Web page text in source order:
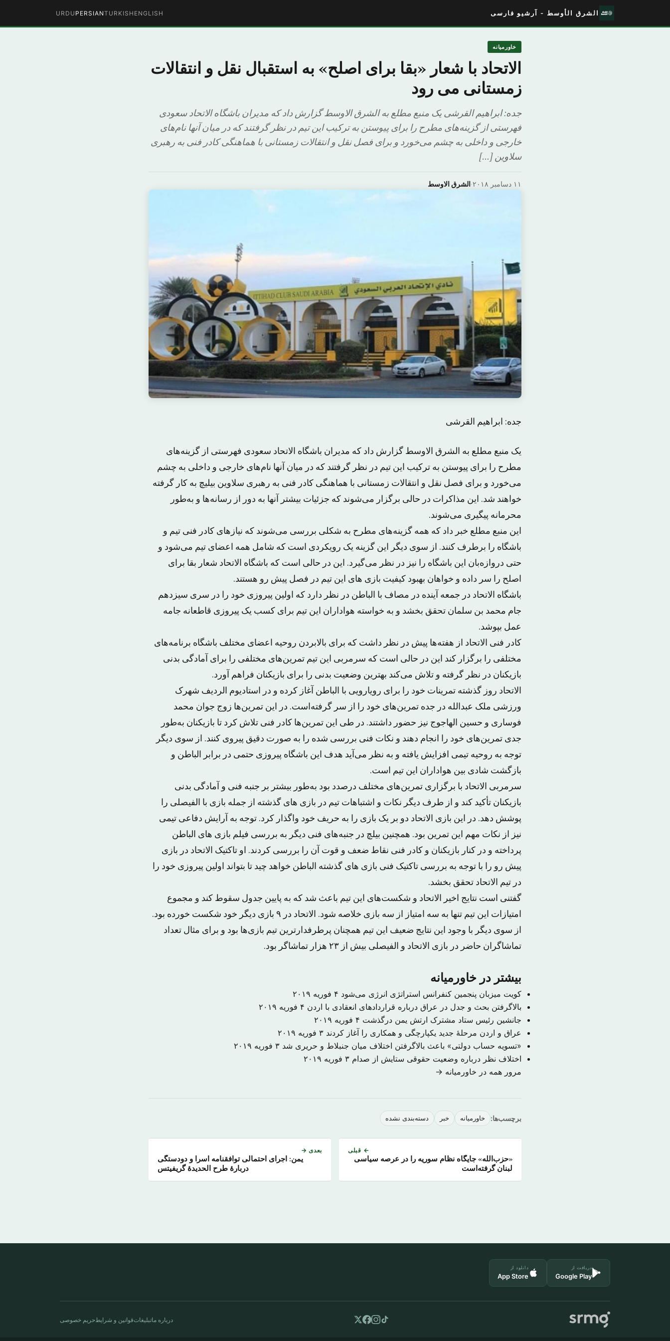
الشرق الأوسط - آرشیو فارسی ENGLISH
TURKISH
PERSIAN
URDU
خاورمیانه
الاتحاد با شعار «بقا برای اصلح» به استقبال نقل و انتقالات
زمستانی می رود
جده: ابراهیم القرشی یک منبع مطلع به الشرق الاوسط گزارش داد که مدیران باشگاه الاتحاد سعودی
فهرستی از گزینه‌های مطرح را برای پیوستن به ترکیب این تیم در نظر گرفتند که در میان آنها نام‌های
خارجی و داخلی به چشم می‌خورد و برای فصل نقل و انتقالات زمستانی با هماهنگی کادر فنی به رهبری
سلاوین […]
الشرق الاوسط· ۱۱ دسامبر ۲۰۱۸
جده: ابراهیم القرشی
یک منبع مطلع به الشرق الاوسط گزارش داد که مدیران باشگاه الاتحاد سعودی فهرستی از گزینه‌های
مطرح را برای پیوستن به ترکیب این تیم در نظر گرفتند که در میان آنها نام‌های خارجی و داخلی به چشم
می‌خورد و برای فصل نقل و انتقالات زمستانی با هماهنگی کادر فنی به رهبری سلاوین بیلیچ به کار گرفته
خواهند شد. این مذاکرات در حالی برگزار می‌شوند که جزئیات بیشتر آنها به دور از رسانه‌ها و به‌طور
محرمانه پیگیری می‌شوند.
این منبع مطلع خبر داد که همه گزینه‌های مطرح به شکلی بررسی می‌شوند که نیازهای کادر فنی تیم و
باشگاه را برطرف کنند. از سوی دیگر این گزینه یک رویکردی است که شامل همه اعضای تیم می‌شود و
حتی دروازه‌بان این باشگاه را نیز در نظر می‌گیرد. این در حالی است که باشگاه الاتحاد شعار بقا برای
اصلح را سر داده و خواهان بهبود کیفیت بازی های این تیم در فصل پیش رو هستند.
باشگاه الاتحاد در جمعه آینده در مصاف با الباطن در نظر دارد که اولین پیروزی خود را در سری سیزدهم
جام محمد بن سلمان تحقق بخشد و به خواسته هواداران این تیم برای کسب یک پیروزی قاطعانه جامه
عمل بپوشد.
کادر فنی الاتحاد از هفته‌ها پیش در نظر داشت که برای بالابردن روحیه اعضای مختلف باشگاه برنامه‌های
مختلفی را برگزار کند این در حالی است که سرمربی این تیم تمرین‌های مختلفی را برای آمادگی بدنی
بازیکنان در نظر گرفته و تلاش می‌کند بهترین وضعیت بدنی را برای بازیکنان فراهم آورد.
الاتحاد روز گذشته تمرینات خود را برای رویارویی با الباطن آغاز کرده و در استادیوم الردیف شهرک
ورزشی ملک عبدالله در جده تمرین‌های خود را از سر گرفته‌است. در این تمرین‌ها زوج جوان محمد
فوساری و حسین الهاجوج نیز حضور داشتند. در طی این تمرین‌ها کادر فنی تلاش کرد تا بازیکنان به‌طور
جدی تمرین‌های خود را انجام دهند و نکات فنی بررسی شده را به صورت دقیق پیروی کنند. از سوی دیگر
توجه به روحیه تیمی افزایش یافته و به نظر می‌آید هدف این باشگاه پیروزی حتمی در برابر الباطن و
بازگشت شادی بین هواداران این تیم است.
سرمربی الاتحاد با برگزاری تمرین‌های مختلف درصدد بود به‌طور بیشتر بر جنبه فنی و آمادگی بدنی
بازیکنان تأکید کند و از طرف دیگر نکات و اشتباهات تیم در بازی های گذشته از جمله بازی با الفیصلی را
پوشش دهد. در این بازی الاتحاد دو بر یک بازی را به حریف خود واگذار کرد. توجه به آرایش دفاعی تیمی
نیز از نکات مهم این تمرین بود. همچنین بیلچ در جنبه‌های فنی دیگر به بررسی فیلم بازی های الباطن
پرداخته و در کنار بازیکنان و کادر فنی نقاط ضعف و قوت آن را بررسی کردند. او تاکتیک الاتحاد در بازی
پیش رو را با توجه به بررسی تاکتیک فنی بازی های گذشته الباطن خواهد چید تا بتواند اولین پیروزی خود را
در تیم الاتحاد تحقق بخشد.
گفتنی است نتایج اخیر الاتحاد و شکست‌های این تیم باعث شد که به پایین جدول سقوط کند و مجموع
امتیازات این تیم تنها به سه امتیاز از سه بازی خلاصه شود. الاتحاد در ۹ بازی دیگر خود شکست خورده بود.
از سوی دیگر با وجود این نتایج ضعیف این تیم همچنان پرطرفدارترین تیم بازی‌ها بود و برای مثال تعداد
تماشاگران حاضر در بازی الاتحاد و الفیصلی بیش از ۲۳ هزار تماشاگر بود.
بیشتر در خاورمیانه
کویت میزبان پنجمین کنفرانس استراتژی انرژی می‌شود ۴ فوریه ۲۰۱۹
بالاگرفتن بحث و جدل در عراق درباره قراردادهای انعقادی با اردن ۴ فوریه ۲۰۱۹
جانشین رئیس ستاد مشترک ارتش یمن درگذشت ۴ فوریه ۲۰۱۹
عراق و اردن مرحلهٔ جدید یکپارچگی و همکاری را آغاز کردند ۳ فوریه ۲۰۱۹
«تسویه حساب دولتی» باعث بالاگرفتن اختلاف میان جنبلاط و حریری شد ۳ فوریه ۲۰۱۹
اختلاف نظر درباره وضعیت حقوقی ستایش از صدام ۳ فوریه ۲۰۱۹
مرور همه در خاورمیانه →
برچسب‌ها: خاورمیانه خبر دسته‌بندی نشده
← قبلی
«حزب‌الله» جایگاه نظام سوریه را در عرصه سیاسی
لبنان گرفته‌است
بعدی →
یمن: اجرای احتمالی توافقنامه اسرا و دودستگی
دربارهٔ طرح الحدیدهٔ گریفیتس
دریافت از
Google Play
دانلود از
App Store
درباره ماتبلیغاتقوانین و شرایط حریم خصوصی